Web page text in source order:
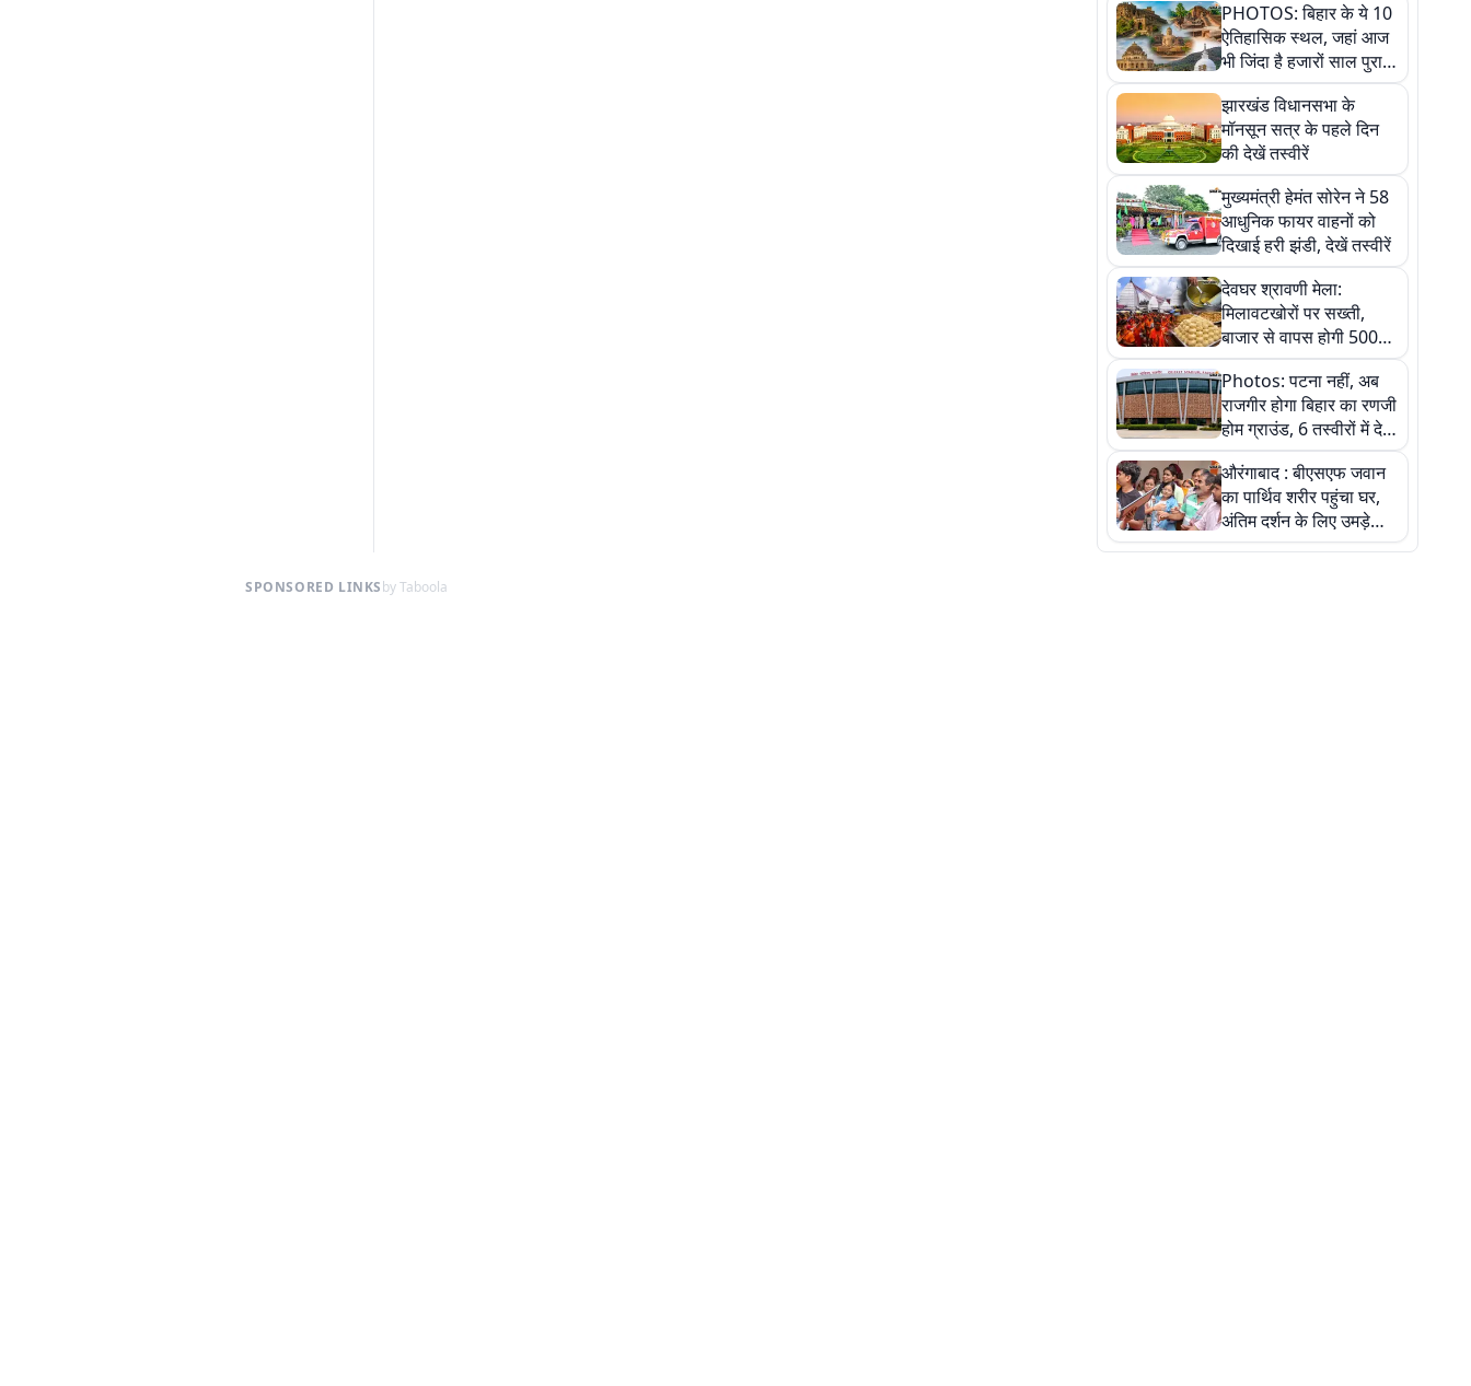
PHOTOS: बिहार के ये 10
ऐतिहासिक स्थल, जहां आज
भी जिंदा है हजारों साल पुराना
इतिहास, एक बार जरूर घूमिए
झारखंड विधानसभा के
मॉनसून सत्र के पहले दिन
की देखें तस्वीरें
मुख्यमंत्री हेमंत सोरेन ने 58
आधुनिक फायर वाहनों को
दिखाई हरी झंडी, देखें तस्वीरें
देवघर श्रावणी मेला:
मिलावटखोरों पर सख्ती,
बाजार से वापस होगी 500
किलो संदिग्ध खाद्य सामग्री,
देखें तस्वीरें
Photos: पटना नहीं, अब
राजगीर होगा बिहार का रणजी
होम ग्राउंड, 6 तस्वीरों में देखें
नए स्टेडियम की पूरी कहानी
औरंगाबाद : बीएसएफ जवान
का पार्थिव शरीर पहुंचा घर,
अंतिम दर्शन के लिए उमड़े
लोग
SPONSORED LINKSby Taboola